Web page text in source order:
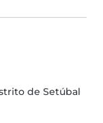
de Setúbal